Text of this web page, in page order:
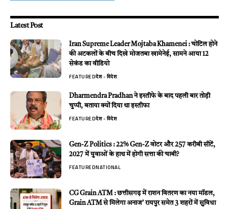
Latest Post
Iran Supreme Leader Mojtaba Khamenei : चोटिल होने
की अटकलों के बीच दिखे मोजतबा खामेनेई, सामने आया 12
सेकंड का वीडियो
FEATUREDदेश - विदेश
Dharmendra Pradhan ने इस्तीफे के बाद पहली बार तोड़ी
चुप्पी, बताया क्यों दिया था इस्तीफा
FEATUREDदेश - विदेश
Gen-Z Politics : 22% Gen-Z वोटर और 257 करीबी सीटें,
2027 में युवाओं के हाथ में होगी सत्ता की चाबी?
FEATUREDNATIONAL
CG Grain ATM : छत्तीसगढ़ में राशन वितरण का नया मॉडल,
Grain ATM से मिलेगा अनाज’ रायपुर समेत 3 शहरों में सुविधा